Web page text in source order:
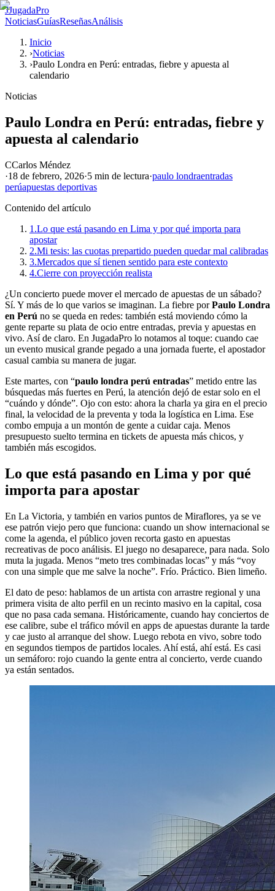
JJugadaPro
NoticiasGuíasReseñasAnálisis
Inicio
›Noticias
›Paulo Londra en Perú: entradas, fiebre y apuesta al
calendario
Noticias
Paulo Londra en Perú: entradas, fiebre y
apuesta al calendario
CCarlos Méndez
·18 de febrero, 2026·5 min de lectura·paulo londraentradas
perúapuestas deportivas
Contenido del artículo
1.Lo que está pasando en Lima y por qué importa para
apostar
2.Mi tesis: las cuotas prepartido pueden quedar mal calibradas
3.Mercados que sí tienen sentido para este contexto
4.Cierre con proyección realista
¿Un concierto puede mover el mercado de apuestas de un sábado?
Sí. Y más de lo que varios se imaginan. La fiebre porPaulo Londra
en Perú no se queda en redes: también está moviendo cómo la
gente reparte su plata de ocio entre entradas, previa y apuestas en
vivo. Así de claro. En JugadaPro lo notamos al toque: cuando cae
un evento musical grande pegado a una jornada fuerte, el apostador
casual cambia su manera de jugar.
Este martes, con “paulo londra perú entradas” metido entre las
búsquedas más fuertes en Perú, la atención dejó de estar solo en el
“cuándo y dónde”. Ojo con esto: ahora la charla ya gira en el precio
final, la velocidad de la preventa y toda la logística en Lima. Ese
combo empuja a un montón de gente a cuidar caja. Menos
presupuesto suelto termina en tickets de apuesta más chicos, y
también más escogidos.
Lo que está pasando en Lima y por qué
importa para apostar
En La Victoria, y también en varios puntos de Miraflores, ya se ve
ese patrón viejo pero que funciona: cuando un show internacional se
come la agenda, el público joven recorta gasto en apuestas
recreativas de poco análisis. El juego no desaparece, para nada. Solo
muta la jugada. Menos “meto tres combinadas locas” y más “voy
con una simple que me salve la noche”. Frío. Práctico. Bien limeño.
El dato de peso: hablamos de un artista con arrastre regional y una
primera visita de alto perfil en un recinto masivo en la capital, cosa
que no pasa cada semana. Históricamente, cuando hay conciertos de
ese calibre, sube el tráfico móvil en apps de apuestas durante la tarde
y cae justo al arranque del show. Luego rebota en vivo, sobre todo
en segundos tiempos de partidos locales. Ahí está, ahí está. Es casi
un semáforo: rojo cuando la gente entra al concierto, verde cuando
ya están sentados.